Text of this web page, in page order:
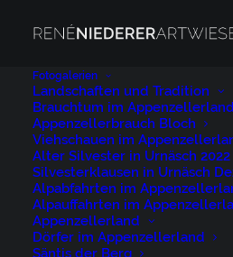
Fotogalerien
Landschaften und Tradition
Brauchtum im Appenzellerland
Appenzellerbrauch Bloch
Viehschauen im
Alter Silvester in Urnäsch 2022
Silvesterklausen in Urnäsch
Alpabfahrten im
Alpauffahrten im
Appenzellerland
Dörfer im Appenzellerland
Säntis der Berg
Säntisbahn
Home Säntisbahn